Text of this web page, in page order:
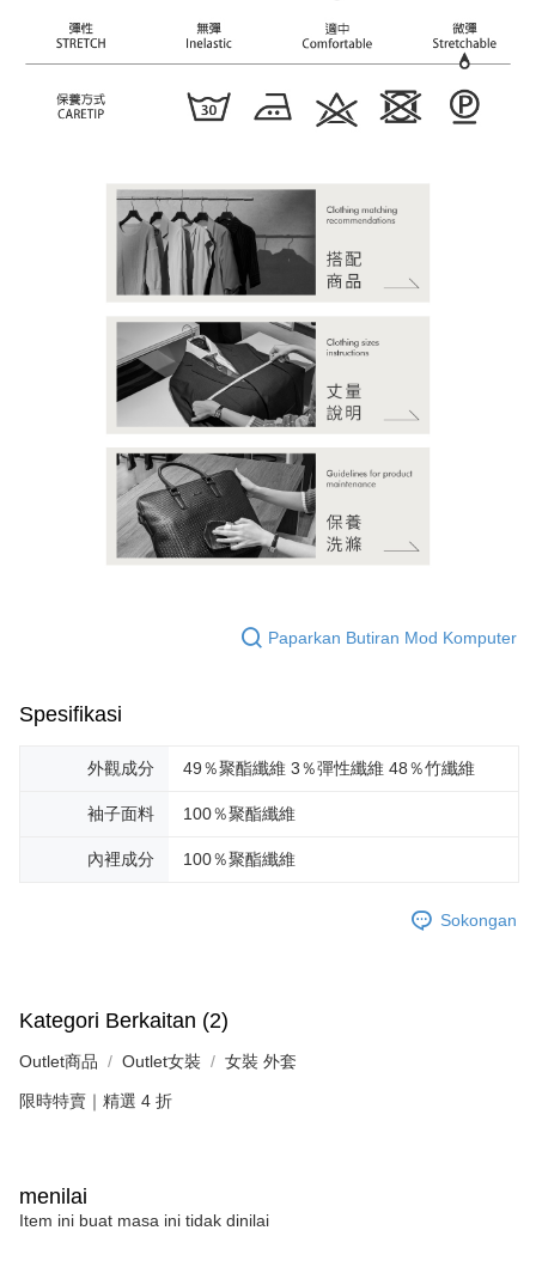
Paparkan Butiran Mod Komputer
Spesifikasi
外觀成分 49％聚酯纖維 3％彈性纖維 48％竹纖維
袖子面料 100％聚酯纖維
內裡成分 100％聚酯纖維
Sokongan
Kategori Berkaitan (2)
Outlet商品 Outlet女裝 女裝 外套
限時特賣｜精選 4 折
menilai
Item ini buat masa ini tidak dinilai